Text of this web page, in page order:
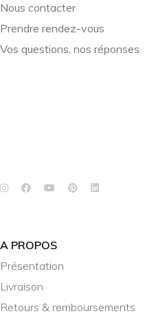
Nous contacter
Prendre rendez-vous
Vos questions, nos réponses
A PROPOS
Présentation
Livraison
Retours & remboursements